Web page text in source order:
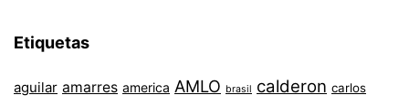
Etiquetas
aguilar amarres america AMLO brasil calderon carlos